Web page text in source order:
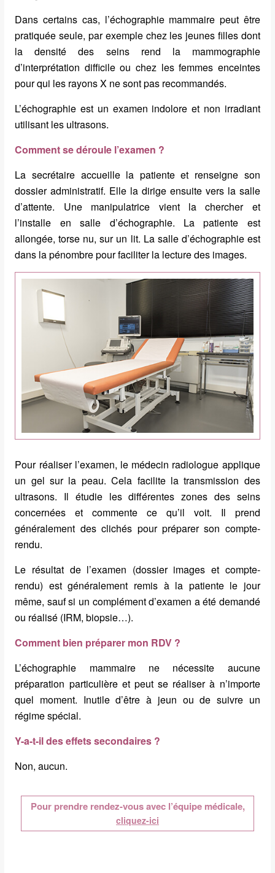
Dans certains cas, l’échographie mammaire peut être
pratiquée seule, par exemple chez les jeunes filles dont
la densité des seins rend la mammographie
d’interprétation difficile ou chez les femmes enceintes
pour qui les rayons X ne sont pas recommandés.
L’échographie est un examen indolore et non irradiant
utilisant les ultrasons.
Comment se déroule l’examen ?
La secrétaire accueille la patiente et renseigne son
dossier administratif. Elle la dirige ensuite vers la salle
d’attente. Une manipulatrice vient la chercher et
l’installe en salle d’échographie. La patiente est
allongée, torse nu, sur un lit. La salle d’échographie est
dans la pénombre pour faciliter la lecture des images.
Pour réaliser l’examen, le médecin radiologue applique
un gel sur la peau. Cela facilite la transmission des
ultrasons. Il étudie les différentes zones des seins
concernées et commente ce qu’il voit. Il prend
généralement des clichés pour préparer son compte-
rendu.
Le résultat de l’examen (dossier images et compte-
rendu) est généralement remis à la patiente le jour
même, sauf si un complément d’examen a été demandé
ou réalisé (IRM, biopsie…).
Comment bien préparer mon RDV ?
L’échographie mammaire ne nécessite aucune
préparation particulière et peut se réaliser à n’importe
quel moment. Inutile d’être à jeun ou de suivre un
régime spécial.
Y-a-t-il des effets secondaires ?
Non, aucun.
Pour prendre rendez-vous avec l’équipe médicale,
cliquez-ici